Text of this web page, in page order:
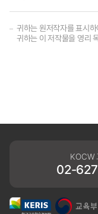
귀하는 원저작자를 표시
귀하는 이 저작물을 영리
KOCW
02-